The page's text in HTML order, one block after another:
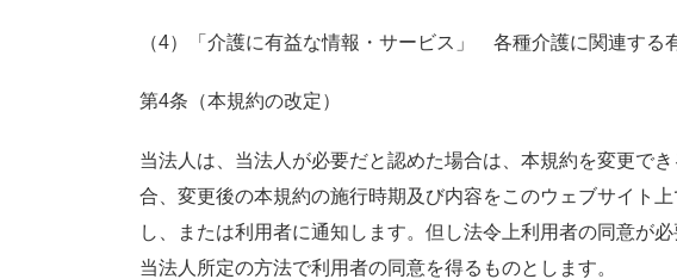
（4）「介護に有益な情報・サービス」 各種介護に関連する
第4条（本規約の改定）
当法人は、当法人が必要だと認めた場合は、本規約を変更で
合、変更後の本規約の施行時期及び内容をこのウェブサイト
し、または利用者に通知します。但し法令上利用者の同意が
当法人所定の方法で利用者の同意を得るものとします。